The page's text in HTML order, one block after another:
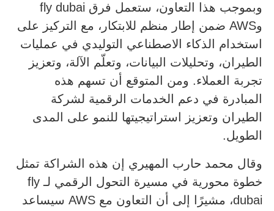
وبموجب هذا التعاون، ستعمل فرق fly dubai
وAWS ضمن إطار منظم للابتكار، مع التركيز على
استخدام الذكاء الاصطناعي التوليدي في عمليات
الطيران، وتحليلات البيانات، وتعلّم الآلة، وتعزيز
تجربة العملاء. ومن المتوقع أن تسهم هذه
المبادرة في دعم الخدمات الرقمية لشركة
الطيران وتعزيز استراتيجيتها للنمو على المدى
الطويل.
وقال محمد حارب المهيري إن هذه الشراكة تمثل
خطوة محورية في مسيرة التحول الرقمي لـ fly
dubai، مشيرًا إلى أن التعاون مع AWS سيساعد